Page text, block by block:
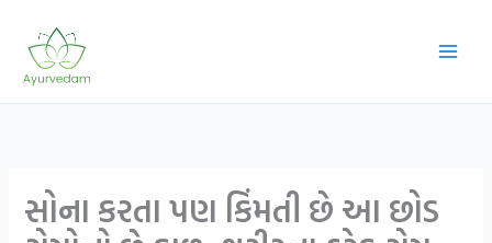
content
સોના કરતા પણ કિંમતી છે આ છોડ